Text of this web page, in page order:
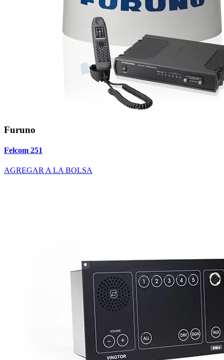
Furuno
Felcom 251
AGREGAR A LA BOLSA